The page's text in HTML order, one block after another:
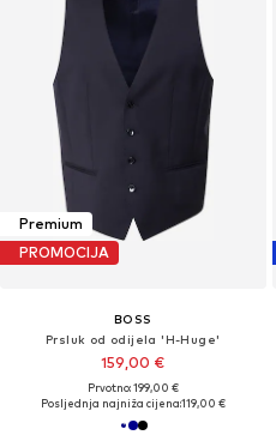
Premium
PROMOCIJA
BOSS
Prsluk od odijela 'H-Huge'
159,00 €
Prvotno: 199,00 €
Posljednja najniža cijena:119,00 €